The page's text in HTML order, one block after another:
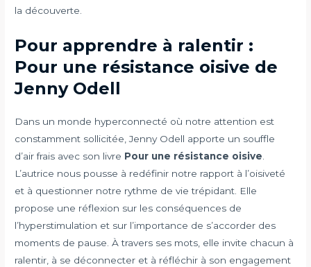
la découverte.
Pour apprendre à ralentir :
Pour une résistance oisive de
Jenny Odell
Dans un monde hyperconnecté où notre attention est
constamment sollicitée, Jenny Odell apporte un souffle
d’air frais avec son livre Pour une résistance oisive.
L’autrice nous pousse à redéfinir notre rapport à l’oisiveté
et à questionner notre rythme de vie trépidant. Elle
propose une réflexion sur les conséquences de
l’hyperstimulation et sur l’importance de s’accorder des
moments de pause. À travers ses mots, elle invite chacun à
ralentir, à se déconnecter et à réfléchir à son engagement